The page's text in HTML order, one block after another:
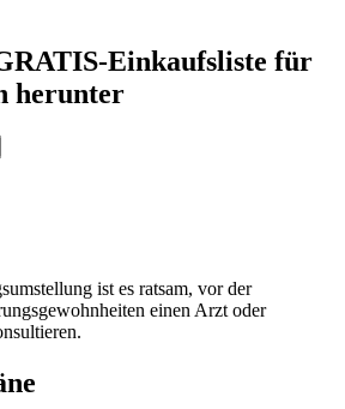
Einkaufsliste für
herunter
ist es ratsam, vor der
einen Arzt oder